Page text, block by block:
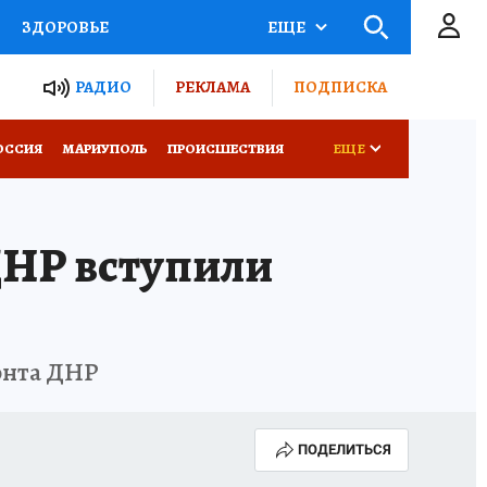
ЗДОРОВЬЕ
РОССИИ
ЕЩЕ
РАДИО РЕКЛАМА ПОДПИСКА
МАРИУПОЛЬ ПРОИСШЕСТВИЯ ЕЩЕ
вступили
ДНР
ПОДЕЛИТЬСЯ